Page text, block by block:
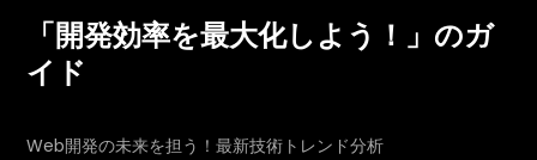
「開発効率を最大化しよう！」のガ
イド
Web開発の未来を担う！最新技術トレンド分析